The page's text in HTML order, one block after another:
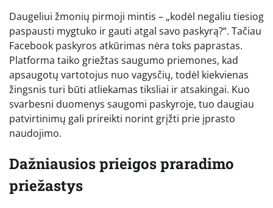
Daugeliui žmonių pirmoji mintis – „kodėl negaliu tiesiog
paspausti mygtuko ir gauti atgal savo paskyrą?“. Tačiau
Facebook paskyros atkūrimas nėra toks paprastas.
Platforma taiko griežtas saugumo priemones, kad
apsaugotų vartotojus nuo vagysčių, todėl kiekvienas
žingsnis turi būti atliekamas tiksliai ir atsakingai. Kuo
svarbesni duomenys saugomi paskyroje, tuo daugiau
patvirtinimų gali prireikti norint grįžti prie įprasto
naudojimo.
Dažniausios prieigos praradimo
priežastys